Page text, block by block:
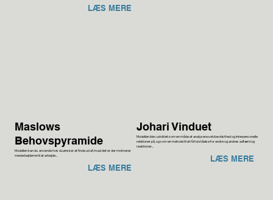
LÆS MERE
Maslows
Behovspyramide
Modellen kan du anvende hvis du ønsker at finde ud af,hvad det er der motiverer
medarbejderne til at arbejde...
LÆS MERE
Johari Vinduet
Modellen blev udviklet som en måde at analysere selvbevidsthed og interpersonelle
relationer på, og som en metode til at få forståelse for andre og andres adfærd og
reaktioner...
LÆS MERE